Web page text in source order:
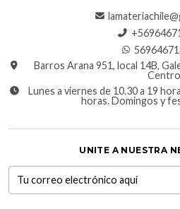
Barros Arana 951, local 14B,
Lunes a viernes de 10.30 a 19
horas. Domingos y
UNITE A NUESTRA